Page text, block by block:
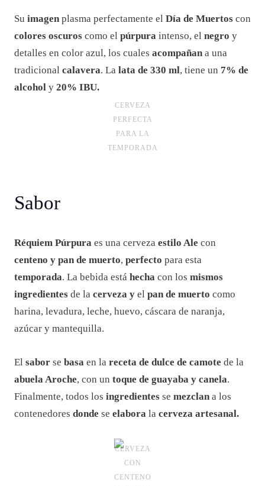
Su imagen plasma perfectamente el Día de Muertos con
colores oscuros como el púrpura intenso, el negro y
detalles en color azul, los cuales acompañan a una
tradicional calavera. La lata de 330 ml, tiene un 7% de
alcohol y 20% IBU.
CERVEZA
PERFECTA
PARA LA
TEMPORADA
Sabor
Réquiem Púrpura es una cerveza estilo Ale con
centeno y pan de muerto, perfecto para esta
temporada. La bebida está hecha con los mismos
ingredientes de la cerveza y el pan de muerto como
harina, levadura, leche, huevo, cáscara de naranja,
azúcar y mantequilla.
El sabor se basa en la receta de dulce de camote de la
abuela Aroche, con un toque de guayaba y canela.
Finalmente, todos los ingredientes se mezclan a los
contenedores donde se elabora la cerveza artesanal.
CERVEZA
CON
CENTENO